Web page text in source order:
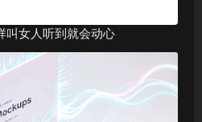
叫女人听到就会动心